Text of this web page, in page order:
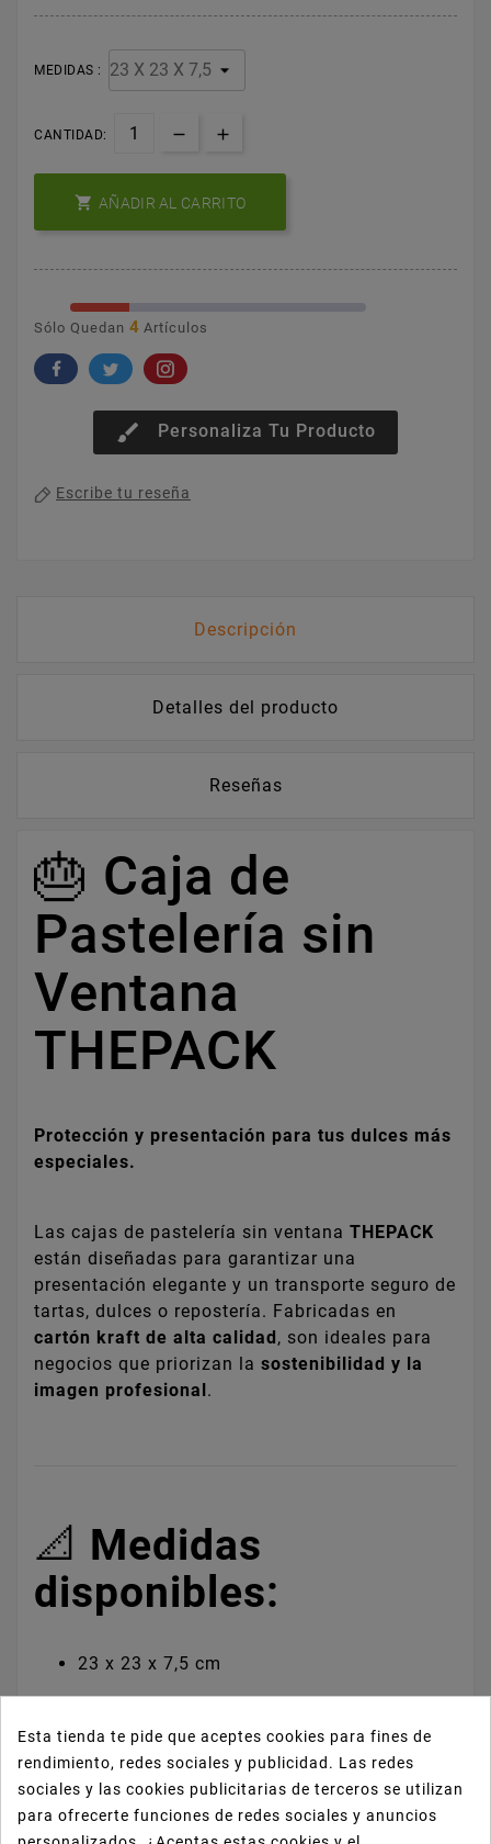
MEDIDAS :
CANTIDAD:
 AÑADIR AL CARRITO
Sólo Quedan 4 Artículos
brush Personaliza Tu Producto
Escribe tu reseña
Descripción
Detalles del producto
Reseñas
🎂 Caja de
Pastelería sin
Ventana
THEPACK
Protección y presentación para tus dulces más
especiales.
Las cajas de pastelería sin ventana THEPACK
están diseñadas para garantizar una
presentación elegante y un transporte seguro de
tartas, dulces o repostería. Fabricadas en
cartón kraft de alta calidad , son ideales para
negocios que priorizan la sostenibilidad y la
imagen profesional .
📐 Medidas
disponibles:
23 x 23 x 7,5 cm
24 x 24 x 12 cm
Esta tienda te pide que aceptes cookies para fines de
rendimiento, redes sociales y publicidad. Las redes
sociales y las cookies publicitarias de terceros se utilizan
para ofrecerte funciones de redes sociales y anuncios